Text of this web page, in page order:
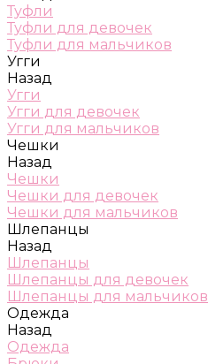
Туфли
Туфли для девочек
Туфли для мальчиков
Угги
Назад
Угги
Угги для девочек
Угги для мальчиков
Чешки
Назад
Чешки
Чешки для девочек
Чешки для мальчиков
Шлепанцы
Назад
Шлепанцы
Шлепанцы для девочек
Шлепанцы для мальчиков
Одежда
Назад
Одежда